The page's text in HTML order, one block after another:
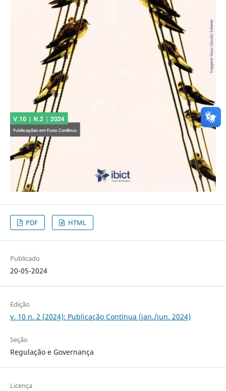
PDF HTML
Publicado
20-05-2024
Edição
v. 10 n. 2 (2024): Publicação Contínua (jan./jun. 2024)
Seção
Regulação e Governança
Licença